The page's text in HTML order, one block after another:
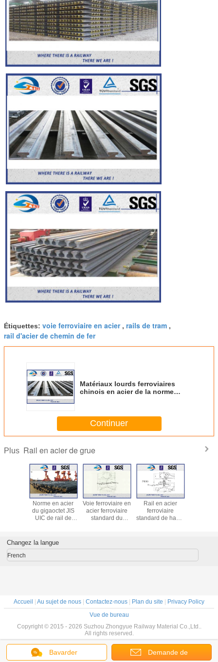
Étiquettes: voie ferroviaire en acier, rails de tram ,
rail d'acier de chemin de fer
Matériaux lourds ferroviaires
chinois en acier de la norme
Continuer
Plus Rail en acier de grue
Norme en acier
du gigaoctet JIS
UIC de rail de
de la forme Z d'U
Voie ferroviaire en
acier ferroviaire
standard du
Rail en acier
ferroviaire
standard de haute
Bavarder Demande de
Changez la langue
French
Accueil | Au sujet de nous | Contactez-nous | Plan du site | Privacy Policy
Vue de bureau
Copyright © 2015 - 2026 Suzhou Zhongyue Railway Material Co.,Ltd..
All rights reserved.